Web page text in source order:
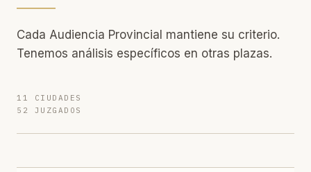
Cada Audiencia Provincial mantiene su criterio.
Tenemos análisis específicos en otras plazas.
11 CIUDADES
52 JUZGADOS